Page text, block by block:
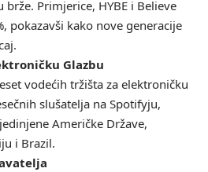
Primjerice, HYBE i Believe
pokazavši kako nove generacije
Glazbu
vodećih tržišta za elektroničku
slušatelja na Spotifyju,
Američke Države,
i Brazil.